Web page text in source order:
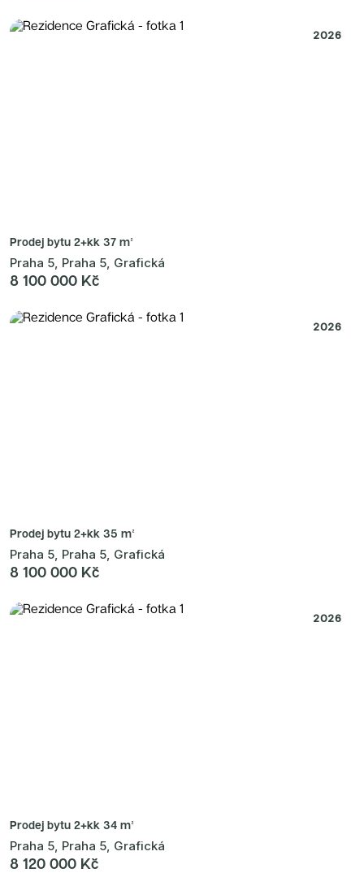
2026
Prodej bytu 2+kk 37 m²
Praha 5, Praha 5, Grafická
8 100 000 Kč
2026
Prodej bytu 2+kk 35 m²
Praha 5, Praha 5, Grafická
8 100 000 Kč
2026
Prodej bytu 2+kk 34 m²
Praha 5, Praha 5, Grafická
8 120 000 Kč